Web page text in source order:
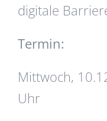
digitale
Termin:
Mittwoch,
Uhr